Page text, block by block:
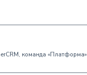
команда «Платформа»